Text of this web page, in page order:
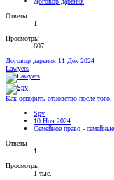
Ответы
1
Просмотры
607
Договор дарения 11 Дек 2024
Lawyers
Как оспорить отцовство после
Spy
10 Ноя 2024
Семейное право -
Ответы
1
Просмотры
1 тыс.